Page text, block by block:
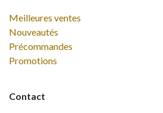
Meilleures ventes
Nouveautés
Précommandes
Promotions
Contact